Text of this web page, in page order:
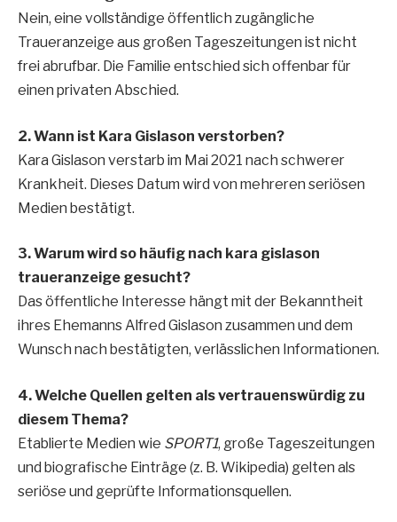
Nein, eine vollständige öffentlich zugängliche
Traueranzeige aus großen Tageszeitungen ist nicht
frei abrufbar. Die Familie entschied sich offenbar für
einen privaten Abschied.
2. Wann ist Kara Gislason verstorben?
Kara Gislason verstarb im Mai 2021 nach schwerer
Krankheit. Dieses Datum wird von mehreren seriösen
Medien bestätigt.
3. Warum wird so häufig nach kara gislason
traueranzeige gesucht?
Das öffentliche Interesse hängt mit der Bekanntheit
ihres Ehemanns Alfred Gislason zusammen und dem
Wunsch nach bestätigten, verlässlichen Informationen.
4. Welche Quellen gelten als vertrauenswürdig zu
diesem Thema?
Etablierte Medien wie SPORT1, große Tageszeitungen
und biografische Einträge (z. B. Wikipedia) gelten als
seriöse und geprüfte Informationsquellen.